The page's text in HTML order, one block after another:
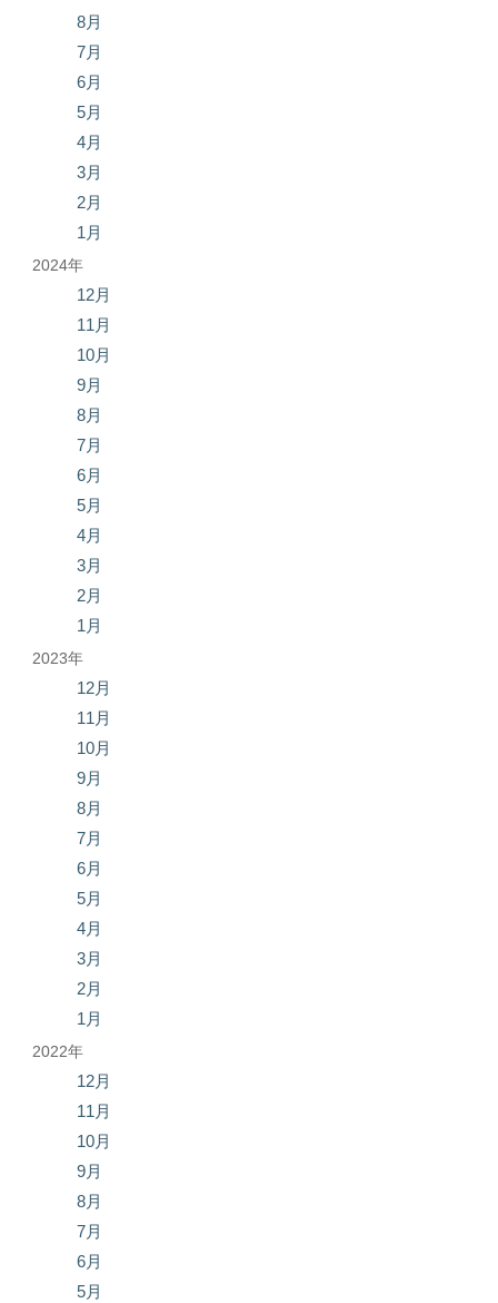
8月
7月
6月
5月
4月
3月
2月
1月
2024年
12月
11月
10月
9月
8月
7月
6月
5月
4月
3月
2月
1月
2023年
12月
11月
10月
9月
8月
7月
6月
5月
4月
3月
2月
1月
2022年
12月
11月
10月
9月
8月
7月
6月
5月